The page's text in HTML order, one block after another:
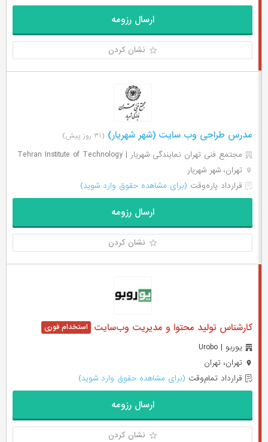
ارسال رزومه
نشان کردن
مدرس طراحی وب سایت (شهر شهریار) (۳۱ روز پیش)
مجتمع فنی تهران نمایندگی شهریار | Tehran Institute of Technology
تهران، شهر شهریار
قرارداد پاره‌وقت (برای مشاهده حقوق وارد شوید)
ارسال رزومه
نشان کردن
کارشناس تولید محتوا و مدیریت وب‌سایت
یوربو | Urobo
تهران، تهران
قرارداد تمام‌وقت (برای مشاهده حقوق وارد شوید)
ارسال رزومه
نشان کردن